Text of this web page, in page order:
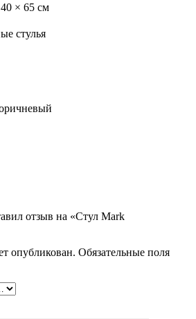
× 65 см
стулья
отзыв на «Стул Mark
опубликован. Обязательные поля